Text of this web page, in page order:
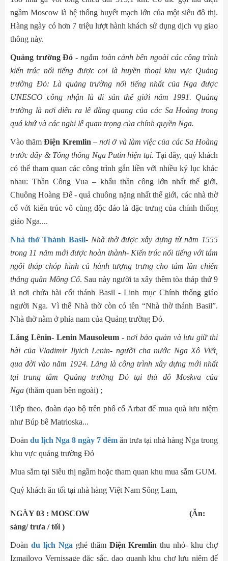
ngầm Moscow là hệ thống huyết mạch lớn của một siêu đô thị.
Hàng ngày có hơn 7 triệu lượt hành khách sử dụng dịch vụ giao
thông này.
Quảng trường Đỏ - ngắm toàn cảnh bên ngoài các công trình
kiến trúc nổi tiếng được coi là huyền thoại khu vực Quảng
trường Đỏ: Là quảng trường nổi tiếng nhất của Nga được
UNESCO công nhận là di sản thế giới năm 1991. Quảng
trường là nơi diễn ra lễ đăng quang của các Sa Hoàng trong
quá khứ và các nghi lễ quan trọng của chính quyền Nga.
Vào thămĐiện Kremlin –nơi ở và làm việc của các Sa Hoàng
trước đây & Tổng thống Nga Putin hiện tại. Tại đây, quý khách
có thể tham quan các công trình gắn liền với nhiều kỷ lục khác
nhau: Thần Công Vua – khẩu thần công lớn nhất thế giới,
Chuông Hoàng Đế - quả chuông nặng nhất thế giới, các nhà thờ
cổ với kiến trúc vô cùng độc đáo là đặc trưng của chính thống
giáo Nga....
Nhà thờ Thánh Basil- Nhà thờ được xây dựng từ năm 1555
trong 11 năm mới được hoàn thành- Kiến trúc nổi tiếng với tám
ngôi tháp chóp hình củ hành tượng trưng cho tám lần chiến
thắng quân Mông Cổ. Sau này người ta xây thêm tòa tháp thứ 9
là nơi chứa hài cốt thánh Basil - Linh mục Chính thống giáo
người Nga. Vì thế Nhà thờ còn có tên “Nhà thờ thánh Basil”.
Nhà thờ nằm ở phía nam của Quảng trường Đỏ.
Lăng Lênin- Lenin Mausoleum- nơi bảo quản và lưu giữ thi
hài của Vladimir Ilyich Lenin- người cha nước Nga Xô Viết,
qua đời vào năm 1924. Lăng là công trình xây dựng mới nhất
tại trung tâm Quảng trường Đỏ tại thủ đô Moskva của
Nga (thăm quan bên ngoài) ;
Tiếp theo, đoàn dạo bộ trên phố cổ Arbat để mua quà lưu niệm
như Búp bê Matrioska...
Đoàn du lịch Nga 8 ngày 7 đêm ăn trưa tại nhà hàng Nga trong
khu vực quảng trường Đỏ
Mua sắm tại Siêu thị ngầm hoặc tham quan khu mua sắm GUM.
Quý khách ăn tối tại nhà hàng Việt Nam Sông Lam,
NGÀY 03 : MOSCOW (Ăn:
sáng/ trưa / tối )
Đoàn du lịch Nga ghé thăm Điện Kremlin thu nhỏ- khu chợ
Izmailovo Vernissage đặc sắc, dạo quanh khu chợ lưu niệm để